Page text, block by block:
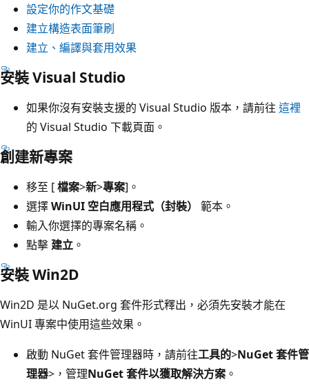
設定你的作文基礎
建立構造表面筆刷
建立、編譯與套用效果
安裝 Visual Studio
如果你沒有安裝支援的 Visual Studio 版本，請前往 這裡
的 Visual Studio 下載頁面。
創建新專案
移至 [檔案>新>專案]。
選擇WinUI 空白應用程式（封裝）
範本。
輸入你選擇的專案名稱。
點擊 建立 。
安裝 Win2D
Win2D 是以 NuGet.org 套件形式釋出，必須先安裝才能在
WinUI 專案中使用這些效果。
啟動 NuGet 套件管理器時，請前往工具的>NuGet 套件管
理器>，管理NuGet 套件以獲取解決方案 。